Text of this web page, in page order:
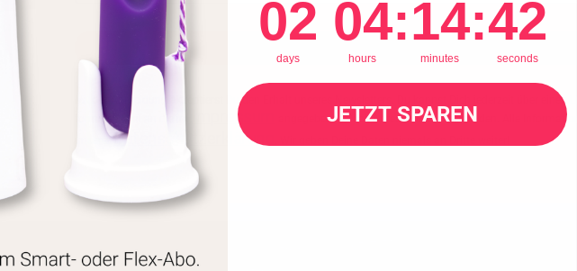
Mit der Anmeldung akzeptierst Du den Erhalt unseres Newsletters. Du kannst Dich jederzeit über einen
formlose Mail an die im
Impressum
angegebene E-Mail-Adresse wieder abmelden. Alle
unsererDatenschutzerklärung
02
days
04
hours
:14
minutes
:41
seconds
JETZT SPAREN